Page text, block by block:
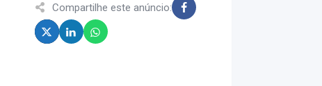
Compartilhe este anúncio: